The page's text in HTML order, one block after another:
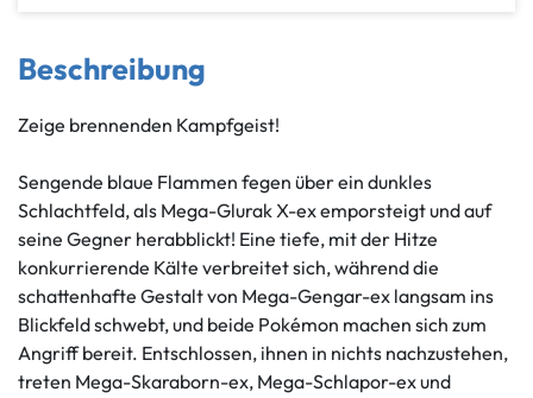
Beschreibung
Zeige brennenden Kampfgeist!
Sengende blaue Flammen fegen über ein dunkles
Schlachtfeld, als Mega-Glurak X-ex emporsteigt und auf
seine Gegner herabblickt! Eine tiefe, mit der Hitze
konkurrierende Kälte verbreitet sich, während die
schattenhafte Gestalt von Mega-Gengar-ex langsam ins
Blickfeld schwebt, und beide Pokémon machen sich zum
Angriff bereit. Entschlossen, ihnen in nichts nachzustehen,
treten Mega-Skaraborn-ex, Mega-Schlapor-ex und